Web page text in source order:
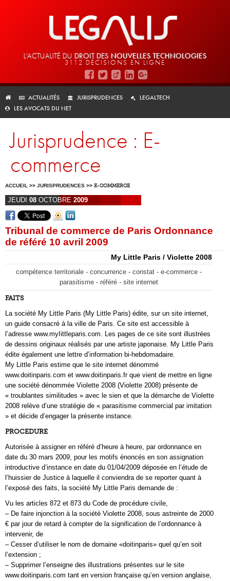
L'ACTUALITÉ DU DROIT DES NOUVELLES TECHNOLOGIES
3112 DÉCISIONS EN LIGNE
ACTUALITÉS JURISPRUDENCES
LEGALTECH
LES AVOCATS DU NET
Jurisprudence : E-
commerce
ACCUEIL >> JURISPRUDENCES >> E-COMMERCE
JEUDI 08 OCTOBRE 2009
Tribunal de commerce de Paris Ordonnance
de référé 10 avril 2009
My Little Paris / Violette 2008
compétence territoriale - concurrence - constat - e-commerce -
parasitisme - référé - site internet
FAITS
La société My Little Paris (My Little Paris) édite, sur un site internet,
un guide consacré à la ville de Paris. Ce site est accessible à
l’adresse www.myIittleparis.com. Les pages de ce site sont illustrées
de dessins originaux réalisés par une artiste japonaise. My Little Paris
édite également une lettre d’information bi-hebdomadaire.
My Little Paris estime que le site internet dénommé
www.doitinparis.com et www.doitinparis.fr que vient de mettre en ligne
une société dénommée Violette 2008 (Violette 2008) présente de
« troublantes similitudes » avec le sien et que la démarche de Violette
2008 relève d’une stratégie de « parasitisme commercial par imitation
» et décide d’engager la présente instance.
PROCEDURE
Autorisée à assigner en référé d’heure à heure, par ordonnance en
date du 30 mars 2009, pour les motifs énoncés en son assignation
introductive d’instance en date du 01/04/2009 déposée en l’étude de
l’huissier de Justice à laquelle il conviendra de se reporter quant à
l’exposé des faits, la société My Little Paris demande de :
Vu les articles 872 et 873 du Code de procédure civile,
– De faire injonction à la société Violette 2008, sous astreinte de 2000
€ par jour de retard à compter de la signification de l’ordonnance à
intervenir, de
– Cesser d’utiliser le nom de domaine «doitinparis» quel qu’en soit
l’extension ;
– Supprimer l’enseigne des illustrations présentes sur le site
www.doitinparis.com tant en version française qu’en version anglaise,